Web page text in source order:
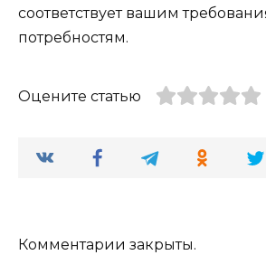
соответствует вашим
потребностям.
Оцените статью
Комментарии закрыты.